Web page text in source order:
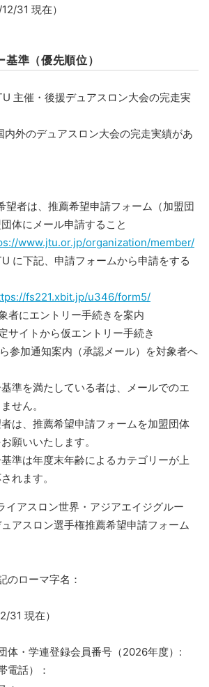
31 現在）
基準（優先順位）
主催・後援デュアスロン大会の完走実
内外のデュアスロン大会の完走実績があ
望者は、推薦希望申請フォーム（加盟団
体にメール申請すること
www.jtu.or.jp/organization/member/
に下記、申請フォームから申請をする
fs221.xbit.jp/u346/form5/
者にエントリー手続きを案内
サイトから仮エントリー手続き
参加通知案内（承認メール）を対象者へ
準を満たしている者は、メールでのエ
せん。
は、推薦希望申請フォームを加盟団体
願いいたします。
準は年度末年齢によるカテゴリーが上
れます。
アスロン世界・アジアエイジグルー
アスロン選手権推薦希望申請フォーム
のローマ字名：
31 現在）
体・学連登録会員番号（2026年度）:
電話）：